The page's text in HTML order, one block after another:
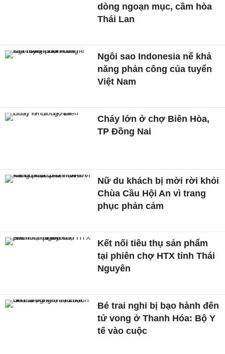
dòng ngoạn mục, cầm hòa
Thái Lan
Ngôi sao Indonesia nể khả
năng phản công của tuyển
Việt Nam
Cháy lớn ở chợ Biên Hòa,
TP Đồng Nai
Nữ du khách bị mời rời khỏi
Chùa Cầu Hội An vì trang
phục phản cảm
Kết nối tiêu thụ sản phẩm
tại phiên chợ HTX tỉnh Thái
Nguyên
Bé trai nghi bị bạo hành đến
tử vong ở Thanh Hóa: Bộ Y
tế vào cuộc